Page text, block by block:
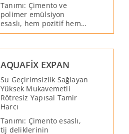
Tanımı: Çimento ve
polimer emülsiyon
esaslı, hem pozitif hem
de negatif hidrostatik
uygulanabilen, su ve
nem ile reaktif hale
gelen çift bileşenli,
kristalize özellikte su
yalıtım malzemesidir.
Kristalize özelliğinden
dolayı beton bünyesinde
serbest kireç ile
reaksiyona girerek
AQUAFİX EXPAN
Su Geçirimsizlik Sağlayan
Yüksek Mukavemetli
Rötresiz Yapısal Tamir
Harcı
Tanımı: Çimento esaslı,
tij deliklerinin